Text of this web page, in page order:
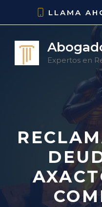
LLAMA
Expertos en